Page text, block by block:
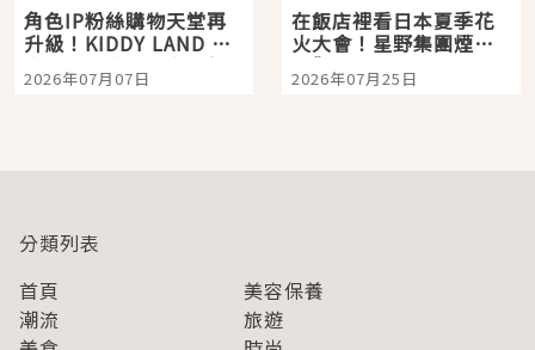
角色IP粉絲購物天堂再
升級！KIDDY LAND 原
宿店吉伊卡哇迎客，新
開幕 OMOKADO 店3分
2026年07月07日
在飯店裡看日本夏季花
火大會！星野集團煙火
景觀飯店6選，讓你不用
人擠人悠閒欣賞
2026年07月25日
分類列表
首頁
美容保養
潮流
旅遊